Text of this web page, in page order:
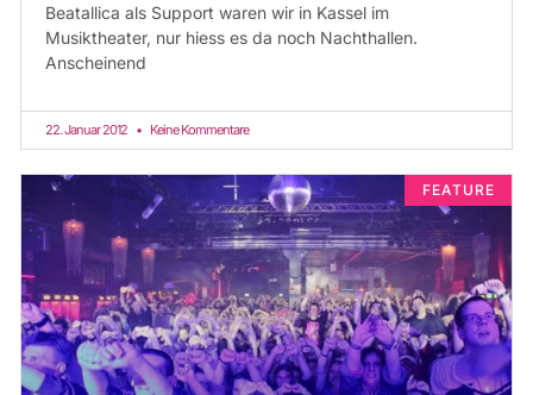
Beatallica als Support waren wir in Kassel im
Musiktheater, nur hiess es da noch Nachthallen.
Anscheinend
22. Januar 2012 Keine Kommentare
FEATURE